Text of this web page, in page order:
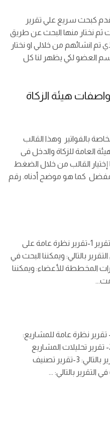
كبحث سريع علي تقرير
ثم نختار منها البحث عن طريق
تم انشائهم من خلالي او نختار
العضو لكي يظهر لنا كل
هيئة الزكاة
بالفواتير وهذا القالب
العامة للزكاة والدخل فى
إختيار القالب من خلال الضغط
المفضل كما هو موضح أدناه. رقم
تقارير الخطط والزيارات: وتضم 11 تقرير 1-تقرير نظرة عامة على
بالتالي: ويمكننا البحث في
مقارنة الزيارات المخططة للأعضاء: ويمكننا
المشاريع : وتضم 5 تقارير 1- تقرير نظرة عامة للمشاريع:
ويمكننا البحث في التقرير بالتالي: 2- تقرير تحليلات المشاريع
المتوقعة: ويمكننا البحث في التقرير بالتالي: 3-تقرير تصنيف
التقرير بالتالي: ...